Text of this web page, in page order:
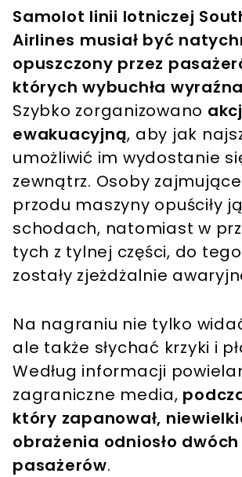
Samolot linii lotniczej
Airlines musiał być
opuszczony przez
których wybuchła
Szybko zorganizowano
ewakuacyjną, aby jak
umożliwić im wydostanie
zewnątrz. Osoby
przodu maszyny opuściły
schodach, natomiast w
tych z tylnej części, do
zostały zjeżdżalnie
Na nagraniu nie tylko
ale także słychać krzyki i
Według informacji
zagraniczne media,
który zapanował,
obrażenia odniosło dwóch
pasażerów.